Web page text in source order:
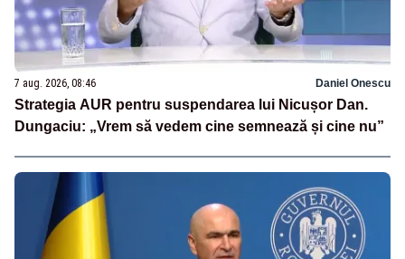
7 aug. 2026, 08:46 Daniel Onescu
Strategia AUR pentru suspendarea lui Nicușor Dan.
Dungaciu: „Vrem să vedem cine semnează și cine nu”